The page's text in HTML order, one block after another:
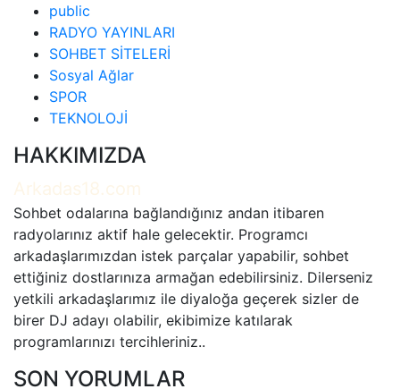
public
RADYO YAYINLARI
SOHBET SİTELERİ
Sosyal Ağlar
SPOR
TEKNOLOJİ
HAKKIMIZDA
Arkadas18.com
Sohbet odalarına bağlandığınız andan itibaren
radyolarınız aktif hale gelecektir. Programcı
arkadaşlarımızdan istek parçalar yapabilir, sohbet
ettiğiniz dostlarınıza armağan edebilirsiniz. Dilerseniz
yetkili arkadaşlarımız ile diyaloğa geçerek sizler de
birer DJ adayı olabilir, ekibimize katılarak
programlarınızı tercihleriniz..
SON YORUMLAR